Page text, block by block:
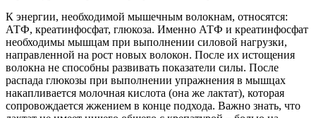
К энергии, необходимой мышечным волокнам, относятся:
АТФ, креатинфосфат, глюкоза. Именно АТФ и креатинфосфат
необходимы мышцам при выполнении силовой нагрузки,
направленной на рост новых волокон. После их истощения
волокна не способны развивать показатели силы. После
распада глюкозы при выполнении упражнения в мышцах
накапливается молочная кислота (она же лактат), которая
сопровождается жжением в конце подхода. Важно знать, что